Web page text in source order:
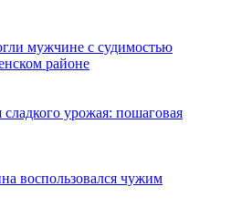
мужчине с судимостью
районе
урожая: пошаговая
воспользовался чужим